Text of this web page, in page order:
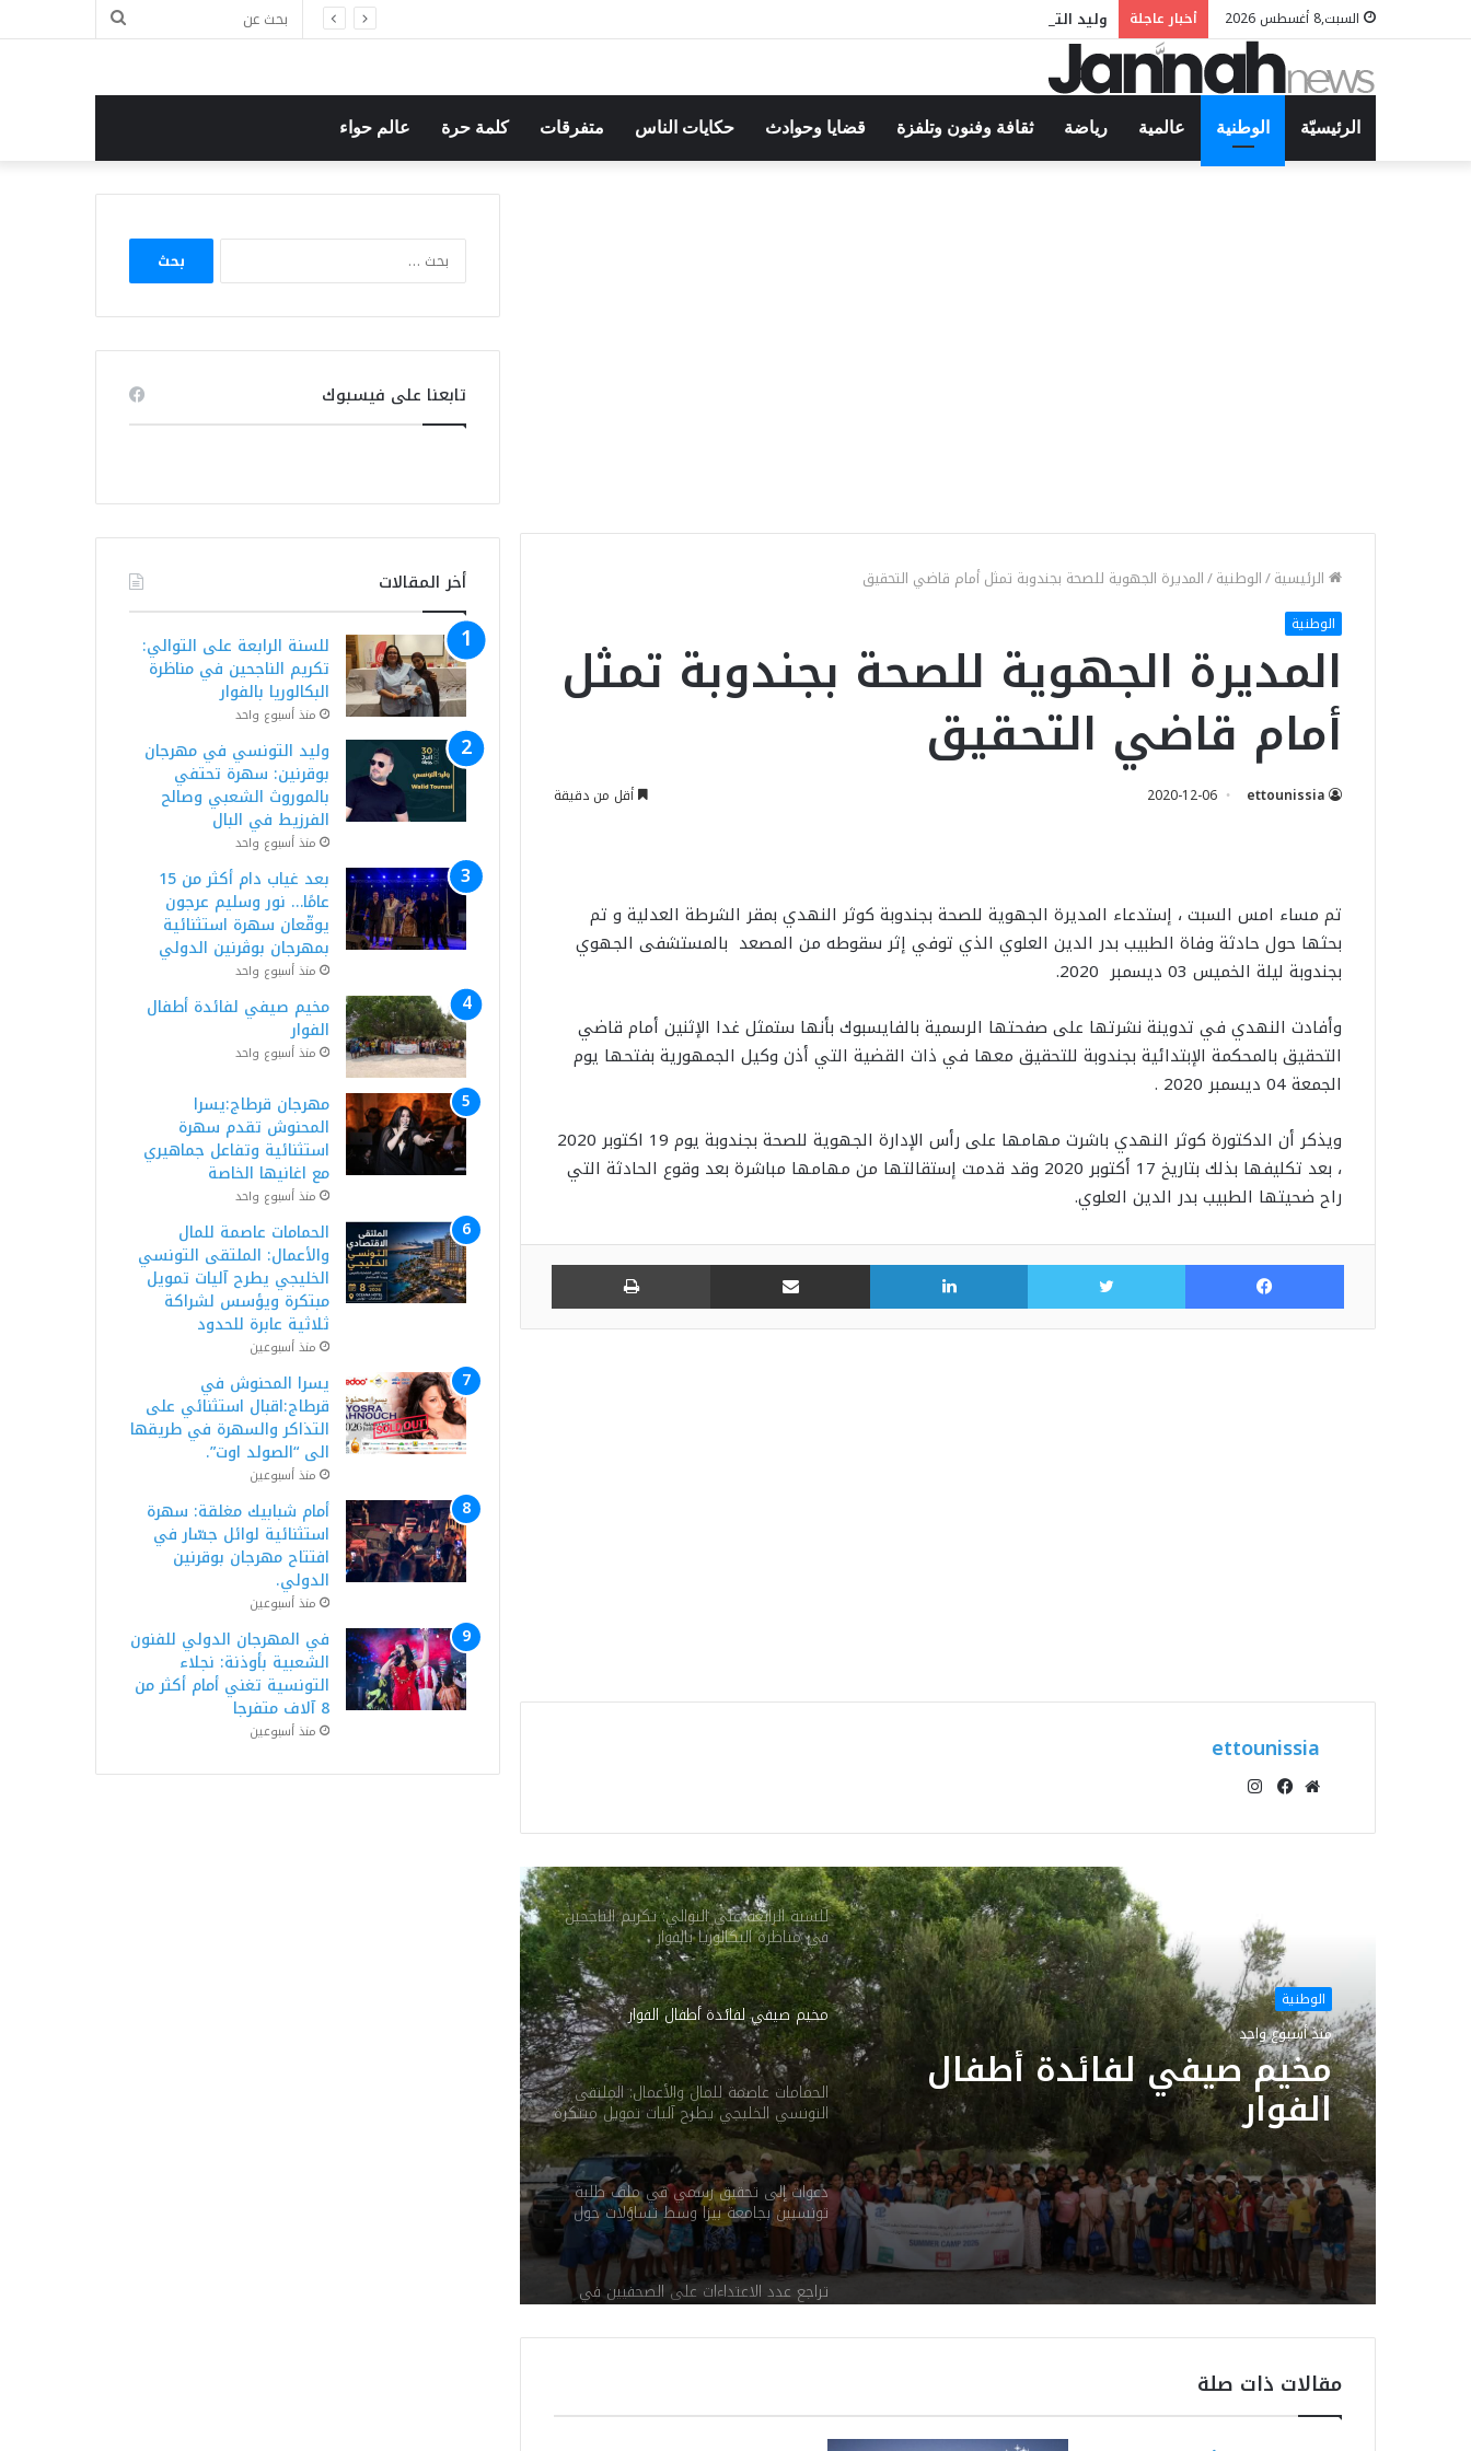
السبت,8 أغسطس 2026 أخبار عاجلة وليد التونسي في مهرجان بوقرنين: سهرة تحتفي بالموروث الشعبي وصالح الفرزيط في البال
بحث
الرئيسيّة الوطنية عالمية رياضة ثقافة وفنون وتلفزة قضايا وحوادث حكايات الناس متفرقات كلمة حرة عالم حواء
الرئيسية/الوطنية/المديرة الجهوية للصحة بجندوبة تمثل أمام قاضي التحقيق
الوطنية
المديرة الجهوية للصحة بجندوبة تمثل
أمام قاضي التحقيق
ettounissia
2020-12-06 أقل من دقيقة
تم مساء امس السبت ، إستدعاء المديرة الجهوية للصحة بجندوبة كوثر النهدي بمقر الشرطة العدلية و تم
بحثها حول حادثة وفاة الطبيب بدر الدين العلوي الذي توفي إثر سقوطه من المصعد بالمستشفى الجهوي
بجندوبة ليلة الخميس 03 ديسمبر 2020.
وأفادت النهدي في تدوينة نشرتها على صفحتها الرسمية بالفايسبوك بأنها ستمثل غدا الإثنين أمام قاضي
التحقيق بالمحكمة الإبتدائية بجندوبة للتحقيق معها في ذات القضية التي أذن وكيل الجمهورية بفتحها يوم
الجمعة 04 ديسمبر 2020 .
ويذكر أن الدكتورة كوثر النهدي باشرت مهامها على رأس الإدارة الجهوية للصحة بجندوبة يوم 19 اكتوبر 2020
، بعد تكليفها بذلك بتاريخ 17 أكتوبر 2020 وقد قدمت إستقالتها من مهامها مباشرة بعد وقوع الحادثة التي
راح ضحيتها الطبيب بدر الدين العلوي.
فيسبوك تويتر لينكدإن مشاركة عبر البريد طباعة
ettounissia
الويب
أقرأ التالي
الوطنية
منذ أسبوع واحد
مخيم صيفي لفائدة أطفال
الفوار
فيروس ‘هانتا’
للسنة الرابعة على التوالي: تكريم الناجحين
في مناظرة البكالوريا بالفوار
مخيم صيفي لفائدة أطفال الفوار
الحمامات عاصمة للمال والأعمال: الملتقى
التونسي الخليجي يطرح آليات تمويل مبتكرة
ويؤسس لشراكة ثلاثية عابرة للحدود
دعوات إلى تحقيق رسمي في ملف طلبة
تونسيين بجامعة بيزا وسط تساؤلات حول
الإجراءات الإدارية
تراجع عدد الاعتداءات على الصحفيين في
ماي 2026 مؤشرات إيجابية نسبيا وسط
استمرار إشكالات بنيوية
و”شهيلي”في هذه المناطق
مقالات ذات صلة
البحث
تابعنا على فيسبوك
أخر المقالات
للسنة الرابعة على التوالي:
تكريم الناجحين في مناظرة
البكالوريا بالفوار
منذ أسبوع واحد
وليد التونسي في مهرجان
بوقرنين: سهرة تحتفي
بالموروث الشعبي وصالح
الفرزيط في البال
منذ أسبوع واحد
بعد غياب دام أكثر من 15
عامًا… نور وسليم عرجون
يوقّعان سهرة استثنائية
بمهرجان بوڨرنين الدولي
منذ أسبوع واحد
مخيم صيفي لفائدة أطفال
الفوار
منذ أسبوع واحد
مهرجان قرطاج:يسرا
المحنوش تقدم سهرة
استثنائية وتفاعل جماهيري
مع اغانيها الخاصة
منذ أسبوع واحد
الحمامات عاصمة للمال
والأعمال: الملتقى التونسي
الخليجي يطرح آليات تمويل
مبتكرة ويؤسس لشراكة
ثلاثية عابرة للحدود
منذ أسبوعين
يسرا المحنوش في
قرطاج:اقبال استثنائي على
التذاكر والسهرة في طريقها
الى “الصولد اوت”.
منذ أسبوعين
أمام شبابيك مغلقة: سهرة
استثنائية لوائل جسّار في
افتتاح مهرجان بوقرنين
الدولي.
منذ أسبوعين
في المهرجان الدولي للفنون
الشعبية بأوذنة: نجلاء
التونسية تغني أمام أكثر من
8 آلاف متفرجا
منذ أسبوعين